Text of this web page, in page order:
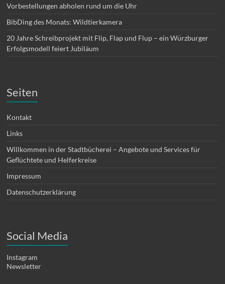
Vorbestellungen abholen rund um die Uhr
BibDing des Monats: Wildtierkamera
20 Jahre Schreibprojekt mit Flip, Flap und Flup – ein Würzburger
Erfolgsmodell feiert Jubiläum
Seiten
Kontakt
Links
Willkommen in der Stadtbücherei – Angebote und Services für
Geflüchtete und Helferkreise
Impressum
Datenschutzerklärung
Social Media
Instagram
Newsletter